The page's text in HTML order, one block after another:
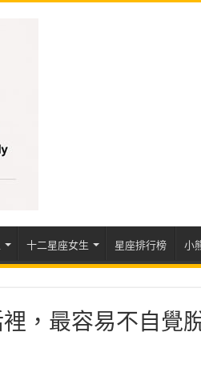
十二星座女生 星座排行榜 小
，最容易不自覺